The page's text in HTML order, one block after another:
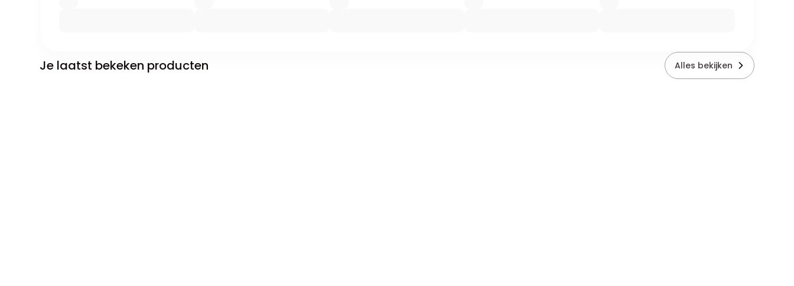
Je laatst bekeken producten Alles bekijken